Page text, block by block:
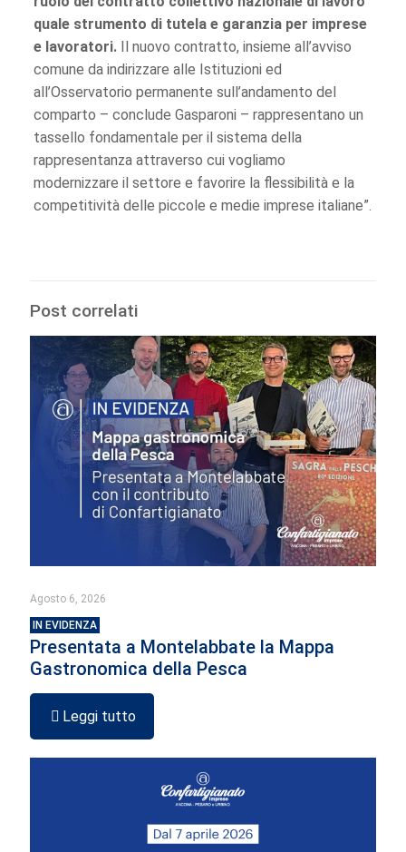
quale strumento di tutela e garanzia per imprese
e lavoratori.Il nuovo contratto, insieme all’avviso
comune da indirizzare alle Istituzioni ed
all’Osservatorio permanente sull’andamento del
comparto – conclude Gasparoni – rappresentano un
tassello fondamentale per il sistema della
rappresentanza attraverso cui vogliamo
modernizzare il settore e favorire la flessibilità e la
competitività delle piccole e medie imprese italiane”.
Post correlati
Agosto 6, 2026
IN EVIDENZA
Presentata a Montelabbate la Mappa
Gastronomica della Pesca
Leggi tutto